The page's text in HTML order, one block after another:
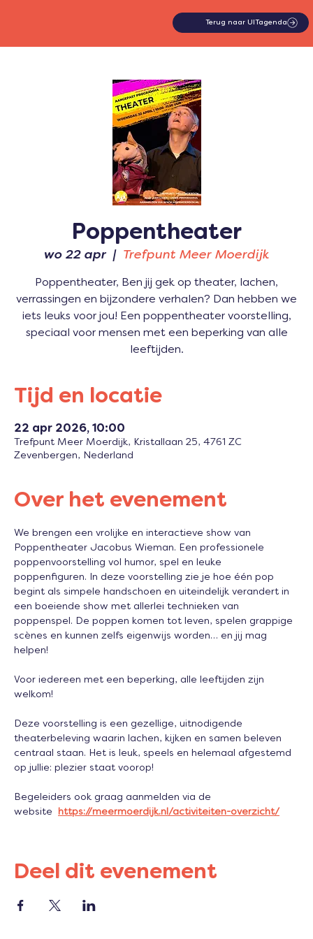
Terug naar UITagenda
Poppentheater
wo 22 apr
  |
Trefpunt Meer Moerdijk
Poppentheater, Ben jij gek op theater, lachen,
verrassingen en bijzondere verhalen? Dan hebben we
iets leuks voor jou! Een poppentheater voorstelling,
speciaal voor mensen met een beperking van alle
leeftijden.
Tijd en locatie
22 apr 2026, 10:00
Trefpunt Meer Moerdijk, Kristallaan 25, 4761 ZC
Zevenbergen, Nederland
Over het evenement
We brengen een vrolijke en interactieve show van
Poppentheater Jacobus Wieman. Een professionele
poppenvoorstelling vol humor, spel en leuke
poppenfiguren. In deze voorstelling zie je hoe één pop
begint als simpele handschoen en uiteindelijk verandert in
een boeiende show met allerlei technieken van
poppenspel. De poppen komen tot leven, spelen grappige
scènes en kunnen zelfs eigenwijs worden… en jij mag
helpen!
Voor iedereen met een beperking, alle leeftijden zijn
welkom!
Deze voorstelling is een gezellige, uitnodigende
theaterbeleving waarin lachen, kijken en samen beleven
centraal staan. Het is leuk, speels en helemaal afgestemd
op jullie: plezier staat voorop!
Begeleiders ook graag aanmelden via de
website
https://meermoerdijk.nl/activiteiten-overzicht/
Deel dit evenement